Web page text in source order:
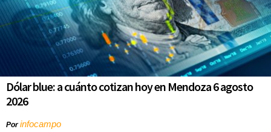
Dólar blue: a cuánto cotizan hoy en Mendoza 6 agosto
2026
Porinfocampo